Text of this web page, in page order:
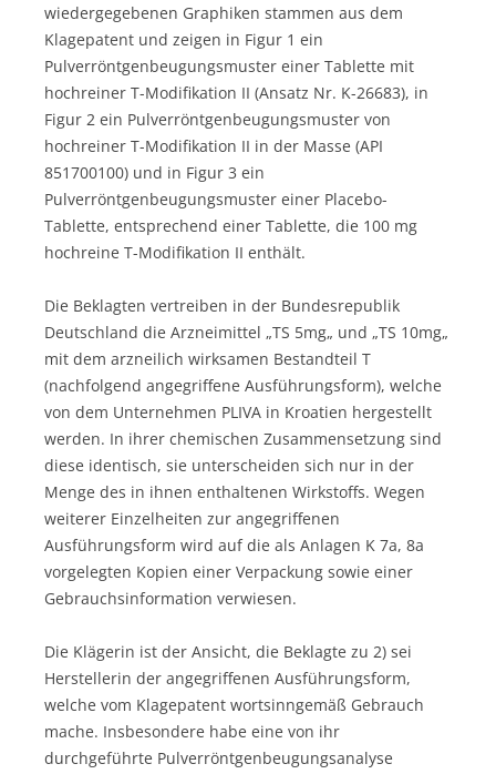
wiedergegebenen Graphiken stammen aus dem
Klagepatent und zeigen in Figur 1 ein
Pulverröntgenbeugungsmuster einer Tablette mit
hochreiner T-Modifikation II (Ansatz Nr. K-26683), in
Figur 2 ein Pulverröntgenbeugungsmuster von
hochreiner T-Modifikation II in der Masse (API
851700100) und in Figur 3 ein
Pulverröntgenbeugungsmuster einer Placebo-
Tablette, entsprechend einer Tablette, die 100 mg
hochreine T-Modifikation II enthält.
Die Beklagten vertreiben in der Bundesrepublik
Deutschland die Arzneimittel „TS 5mg„ und „TS 10mg„
mit dem arzneilich wirksamen Bestandteil T
(nachfolgend angegriffene Ausführungsform), welche
von dem Unternehmen PLIVA in Kroatien hergestellt
werden. In ihrer chemischen Zusammensetzung sind
diese identisch, sie unterscheiden sich nur in der
Menge des in ihnen enthaltenen Wirkstoffs. Wegen
weiterer Einzelheiten zur angegriffenen
Ausführungsform wird auf die als Anlagen K 7a, 8a
vorgelegten Kopien einer Verpackung sowie einer
Gebrauchsinformation verwiesen.
Die Klägerin ist der Ansicht, die Beklagte zu 2) sei
Herstellerin der angegriffenen Ausführungsform,
welche vom Klagepatent wortsinngemäß Gebrauch
mache. Insbesondere habe eine von ihr
durchgeführte Pulverröntgenbeugungsanalyse